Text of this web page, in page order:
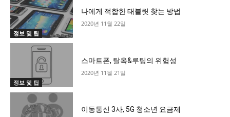
정보 및 팁
나에게 적합한 태블릿 찾는 방법
2020년 11월 22일
정보 및 팁
스마트폰, 탈옥&루팅의 위험성
2020년 11월 21일
이동통신 3사, 5G 청소년 요금제